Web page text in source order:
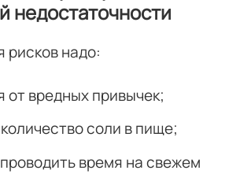
недостаточности
надо:
от вредных привычек;
соли в пище;
время на свежем